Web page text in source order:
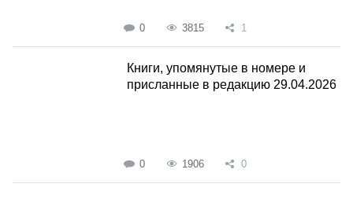
0 3815 1
Книги, упомянутые в номере и
присланные в редакцию 29.04.2026
0 1906 0